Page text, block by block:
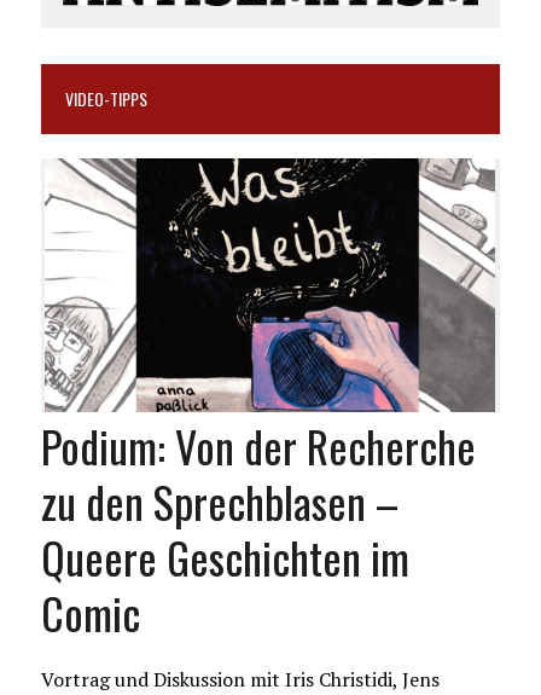
VIDEO-TIPPS
Podium: Von der Recherche
zu den Sprechblasen –
Queere Geschichten im
Comic
Vortrag und Diskussion mit Iris Christidi, Jens